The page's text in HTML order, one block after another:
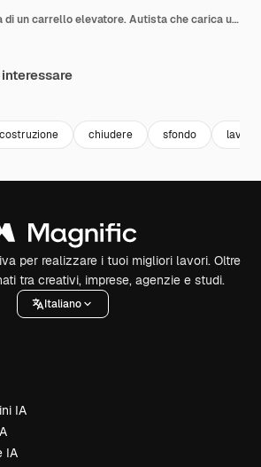
Uomo alla guida di un carrello elevatore. Autista che carica un blocco di marmo con attrezzatura
costruzione chiudere sfondo lavoro
per realizzare i tuoi migliori lavori. Oltre
tra creativi, imprese, agenzie e studi.
Italiano
IA
IA